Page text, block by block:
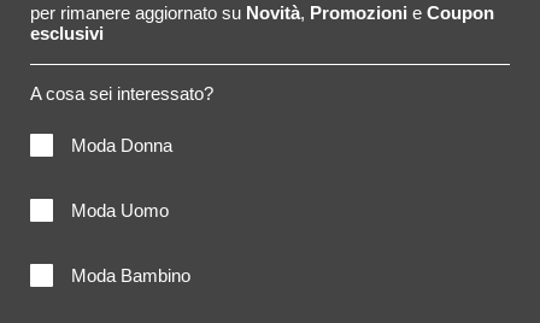
per rimanere aggiornato su Novità, Promozioni e Coupon
esclusivi
A cosa sei interessato?
Moda Donna
Moda Uomo
Moda Bambino